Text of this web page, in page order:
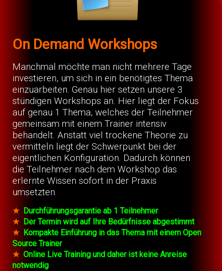
On Demand Workshops
Manchmal möchte man nicht mehrere Tage
investieren, um sich in ein benötigtes Thema
einzuarbeiten. Genau hier setzen unsere 3
stündigen Workshops an. Hier liegt der Fokus
auf genau 1 Thema, welches der Teilnehmer
gemeinsam mit einem Trainer intensiv
behandelt. Anstatt viel trockene Theorie zu
vermitteln liegt der Schwerpunkt bei der
eigentlichen Konfiguration. Dadurch können
die Teilnehmer nach dem Workshop das
erlernte Wissen sofort in der Praxis
umsetzten.
★ Durchführungsgarantie ab 1 Teilnehmer
★ Der Termin wird auf Ihre Bedürfnisse abgestimmt
★ Kompakte Einführung in das Thema mit einem Open
Source Trainer
★ Online Live Training und daher ist keine Anreise
notwendig